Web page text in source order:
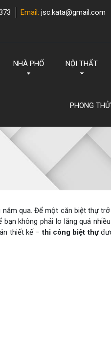
Email: jsc.kata@gmail.com
NHÀ PHỐ NỘI THẤT
PHONG
qua. Để một căn biệt thự
không phải lo lắng quá
thiết kế –thi công biệt thự